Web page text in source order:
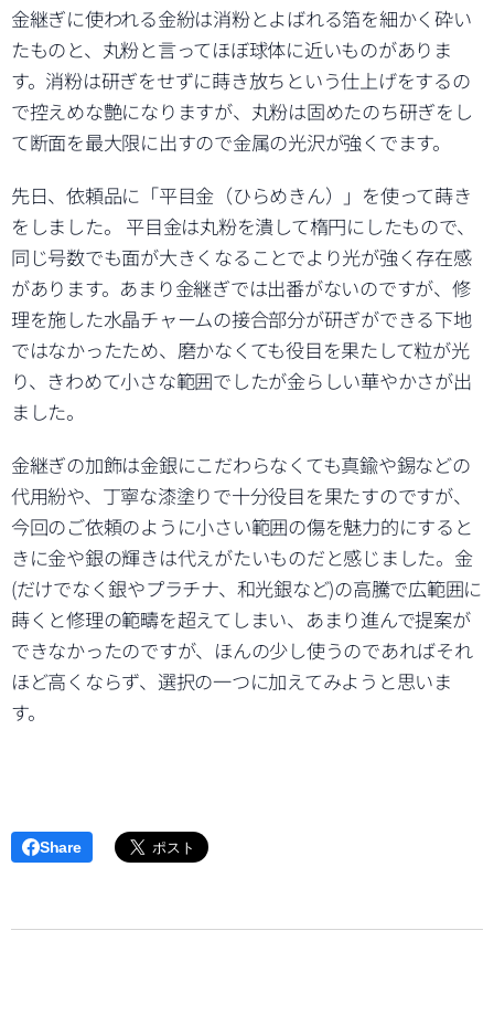
金継ぎに使われる金紛は消粉とよばれる箔を細かく砕い
たものと、丸粉と言ってほぼ球体に近いものがありま
す。消粉は研ぎをせずに蒔き放ちという仕上げをするの
で控えめな艶になりますが、丸粉は固めたのち研ぎをし
て断面を最大限に出すので金属の光沢が強くでます。
先日、依頼品に「平目金（ひらめきん）」を使って蒔き
をしました。 平目金は丸粉を潰して楕円にしたもので、
同じ号数でも面が大きくなることでより光が強く存在感
があります。あまり金継ぎでは出番がないのですが、修
理を施した水晶チャームの接合部分が研ぎができる下地
ではなかったため、磨かなくても役目を果たして粒が光
り、きわめて小さな範囲でしたが金らしい華やかさが出
ました。
金継ぎの加飾は金銀にこだわらなくても真鍮や錫などの
代用紛や、丁寧な漆塗りで十分役目を果たすのですが、
今回のご依頼のように小さい範囲の傷を魅力的にすると
きに金や銀の輝きは代えがたいものだと感じました。金
(だけでなく銀やプラチナ、和光銀など)の高騰で広範囲に
蒔くと修理の範疇を超えてしまい、あまり進んで提案が
できなかったのですが、ほんの少し使うのであればそれ
ほど高くならず、選択の一つに加えてみようと思いま
す。
Share